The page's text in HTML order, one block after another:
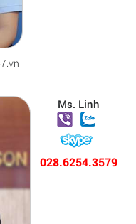
Ms. Linh
028.6254.3579